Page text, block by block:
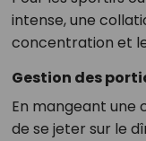
intense, une
concentration et
Gestion des
En mangeant une
de se jeter sur le